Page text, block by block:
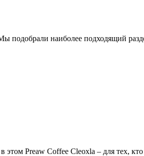
подобрали наиболее подходящий
Preaw Coffee Cleoxla – для тех, кто